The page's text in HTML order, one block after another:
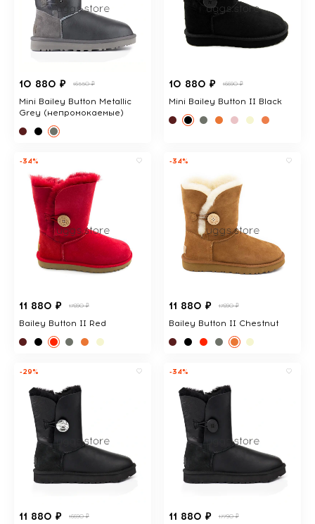
10 880 ₽ 16550 ₽
Mini Bailey Button Metallic
Grey (непромокаемые)
10 880 ₽ 16690 ₽
Mini Bailey Button II Black
-34%
11 880 ₽ 17890 ₽
Bailey Button II Red
-34%
11 880 ₽ 17890 ₽
Bailey Button II Chestnut
-29%
11 880 ₽ 16690 ₽
-34%
11 880 ₽ 17790 ₽